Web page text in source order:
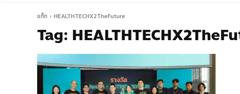
แท็ก HEALTHTECHX2TheFuture
Tag: